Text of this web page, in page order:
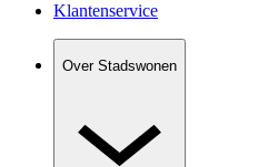
Klantenservice
Over Stadswonen